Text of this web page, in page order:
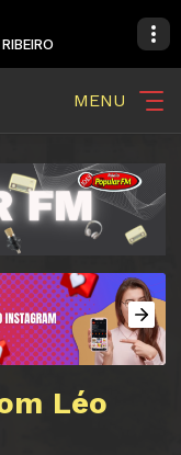
MENU
Léo